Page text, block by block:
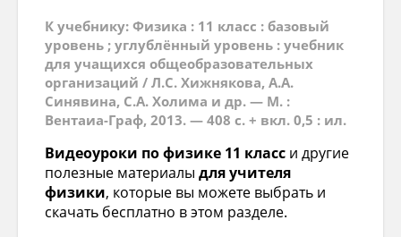
К учебнику: Физика : 11 класс : базовый
уровень ; углублённый уровень : учебник
для учащихся общеобразовательных
организаций / Л.С. Хижнякова, А.А.
Синявина, С.А. Холима и др. — М. :
Вентаиа-Граф, 2013. — 408 с. + вкл. 0,5 : ил.
Видеоуроки по физике 11 класс и другие
полезные материалы для учителя
физики, которые вы можете выбрать и
скачать бесплатно в этом разделе.